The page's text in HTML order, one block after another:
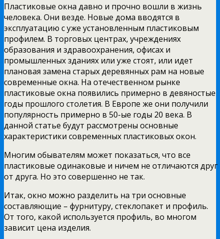
Пластиковые окна давно и прочно вошли в жизнь
человека. Они везде. Новые дома вводятся в
эксплуатацию с уже установленным пластиковым
профилем. В торговых центрах, учреждениях
образования и здравоохранения, офисах и
промышленных зданиях или уже стоят, или идет
плановая замена старых деревянных рам на новые
современные окна. На отечественном рынке
пластиковые окна появились примерно в девяностые
годы прошлого столетия. В Европе же они получили
популярность примерно в 50-ые годы 20 века. В
данной статье будут рассмотрены основные
характеристики современных пластиковых окон.
Многим обывателям может показаться, что все
пластиковые одинаковые и ничем не отличаются друг
от друга. Но это совершенно не так.
Итак, окно можно разделить на три основные
составляющие – фурнитуру, стеклопакет и профиль.
От того, какой используется профиль, во многом
зависит цена изделия.